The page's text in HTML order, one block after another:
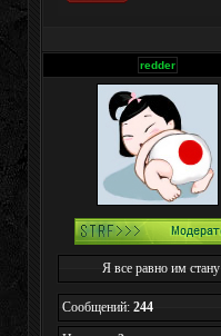
redder
Я все равно им стану
Сообщений: 244